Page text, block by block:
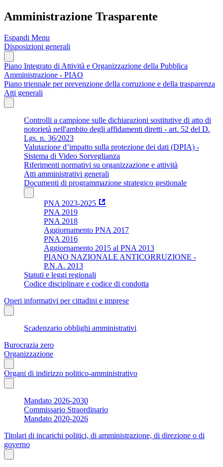
Amministrazione Trasparente
Espandi Menu
Disposizioni generali
Piano Integrato di Attività e Organizzazione della Pubblica
Amministrazione - PIAO
Piano triennale per prevenzione della corruzione e della trasparenza
Atti generali
Controlli a campione sulle dichiarazioni sostitutive di atto di
notorietà nell'ambito degli affidamenti diretti - art. 52 del D.
Lgs. n. 36/2023
Valutazione d’impatto sulla protezione dei dati (DPIA) -
Sistema di Video Sorveglianza
Riferimenti normativi su organizzazione e attività
Atti amministrativi generali
Documenti di programmazione strategico gestionale
PNA 2023-2025
PNA 2019
PNA 2018
Aggiornamento PNA 2017
PNA 2016
Aggiornamento 2015 al PNA 2013
PIANO NAZIONALE ANTICORRUZIONE -
P.N.A. 2013
Statuti e leggi regionali
Codice disciplinare e codice di condotta
Oneri informativi per cittadini e imprese
Scadenzario obblighi amministrativi
Burocrazia zero
Organizzazione
Organi di indirizzo politico-amministrativo
Mandato 2026-2030
Commissario Straordinario
Mandato 2020-2026
Titolari di incarichi politici, di amministrazione, di direzione o di
governo